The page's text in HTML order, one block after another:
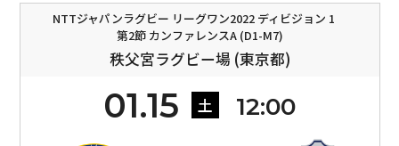
NTTジャパンラグビー リーグワン2022 ディビジョン 1
第2節 カンファレンスA (D1-M7)
秩父宮ラグビー場 (東京都)
01.15 土 12:00